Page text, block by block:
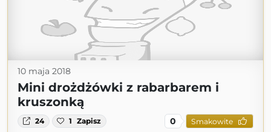
10 maja 2018
Mini drożdżówki z rabarbarem i
kruszonką
24 1 Zapisz 0 Smakowite